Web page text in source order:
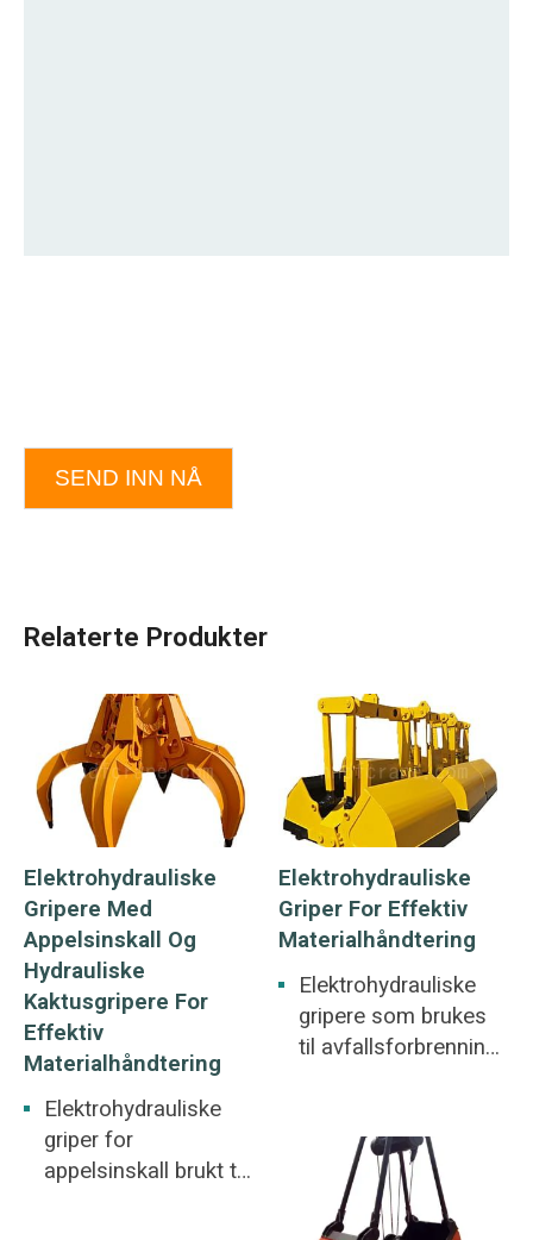
SEND INN NÅ
Relaterte Produkter
Elektrohydrauliske
Gripere Med
Appelsinskall Og
Hydrauliske
Kaktusgripere For
Effektiv
Materialhåndtering
Elektrohydrauliske
griper for
appelsinskall brukt til
Elektrohydrauliske
Griper For Effektiv
Materialhåndtering
Elektrohydrauliske
gripere som brukes
til avfallsforbrenning
skrapstål og gamle
batterier.
Uregelmessige
bulkmaterialer som